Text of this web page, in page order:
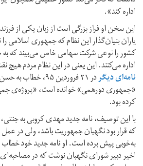
اداره کند».
این سخن او فراز بزرگی است از زبان یکی از
یاران بنیان‌گذار این نظام که جمهوری اسلامی
کشور را نوعی شرکت سهامی خاص می‌بیند که
اداره می‌کنند. این یعنی در این نظام مردم هیچ
نامه‌ای دیگر در ۲۱ فروردین ۹۵،
«جمهوری دورهمی» خوانده است، «پروژه‌ی
کرده بود.
با این توصیف، نامه جدید مهدی کروبی به
که قرار بود نگهبان جمهوریت باشد، ولی در
به‌خوبی پیش برده است. او نامه جدید خود
اخیر دبیر شورای نگهبان نوشت که در مصاحبه‌ای